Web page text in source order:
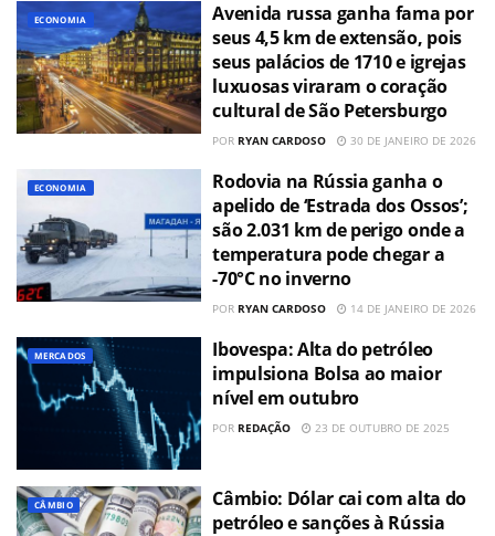
ECONOMIA
Avenida russa ganha fama por
seus 4,5 km de extensão, pois
seus palácios de 1710 e igrejas
luxuosas viraram o coração
cultural de São Petersburgo
POR RYAN CARDOSO 30 DE JANEIRO DE 2026
ECONOMIA
Rodovia na Rússia ganha o
apelido de ‘Estrada dos Ossos’;
são 2.031 km de perigo onde a
temperatura pode chegar a
-70°C no inverno
POR RYAN CARDOSO 14 DE JANEIRO DE 2026
MERCADOS
Ibovespa: Alta do petróleo
impulsiona Bolsa ao maior
nível em outubro
POR REDAÇÃO 23 DE OUTUBRO DE 2025
CÂMBIO
Câmbio: Dólar cai com alta do
petróleo e sanções à Rússia